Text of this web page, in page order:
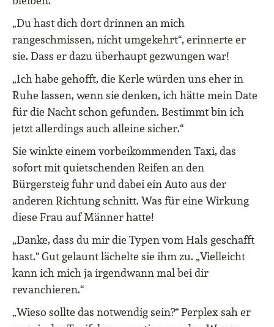
„Du hast dich dort drinnen an mich
rangeschmissen, nicht umgekehrt“, erinnerte er
sie. Dass er dazu überhaupt gezwungen war!
„Ich habe gehofft, die Kerle würden uns eher in
Ruhe lassen, wenn sie denken, ich hätte mein Date
für die Nacht schon gefunden. Bestimmt bin ich
jetzt allerdings auch alleine sicher.“
Sie winkte einem vorbeikommenden Taxi, das
sofort mit quietschenden Reifen an den
Bürgersteig fuhr und dabei ein Auto aus der
anderen Richtung schnitt. Was für eine Wirkung
diese Frau auf Männer hatte!
„Danke, dass du mir die Typen vom Hals geschafft
hast.“ Gut gelaunt lächelte sie ihm zu. „Vielleicht
kann ich mich ja irgendwann mal bei dir
revanchieren.“
„Wieso sollte das notwendig sein?“ Perplex sah er